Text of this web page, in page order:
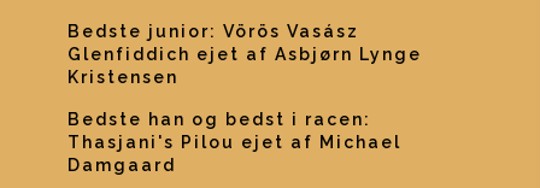
Bedste junior: Vörös Vasász
Glenfiddich ejet af Asbjørn Lynge
Kristensen
Bedste han og bedst i racen:
Thasjani's Pilou ejet af Michael
Damgaard